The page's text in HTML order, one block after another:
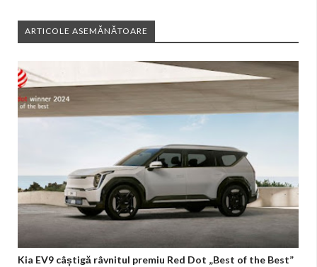
ARTICOLE ASEMĂNĂTOARE
Kia EV9 câștigă râvnitul premiu Red Dot „Best of the Best”